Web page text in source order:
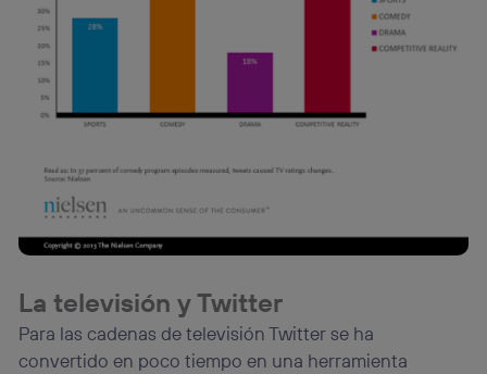
La televisión y Twitter
Para las cadenas de televisión Twitter se ha
convertido en poco tiempo en una herramienta